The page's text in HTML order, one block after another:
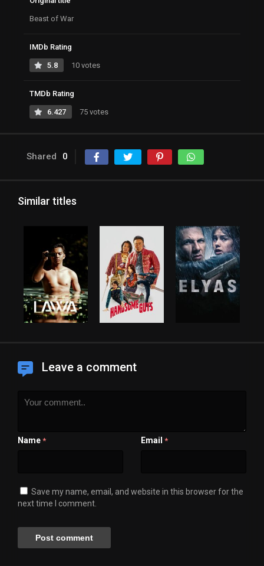
Beast of War
IMDb Rating
5.8 10 votes
TMDb Rating
6.427 75 votes
Shared 0
Similar titles
Leave a comment
Name * Email *
Save my name, email, and website in this browser for the
next time I comment.